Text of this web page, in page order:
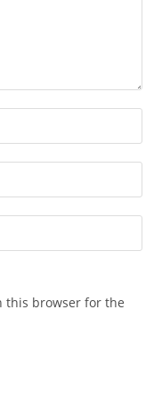
this browser for the